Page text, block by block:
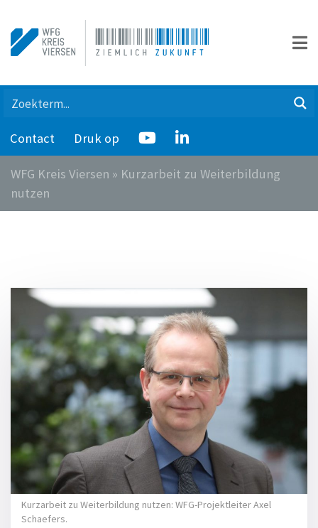
Contact Druk op
WFG Kreis Viersen » Kurzarbeit zu Weiterbildung
nutzen
Kurzarbeit zu Weiterbildung nutzen: WFG-Projektleiter Axel
Schaefers.